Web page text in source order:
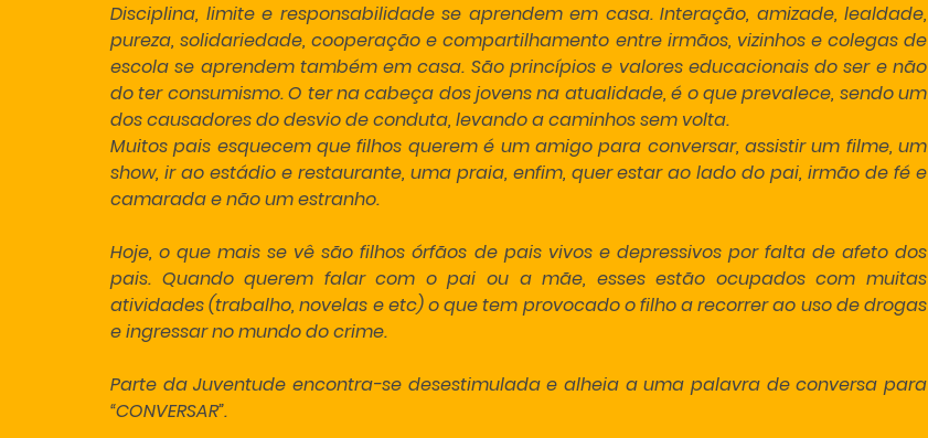
Disciplina, limite e responsabilidade se aprendem em casa. Interação, amizade, lealdade,
pureza, solidariedade, cooperação e compartilhamento entre irmãos, vizinhos e colegas de
escola se aprendem também em casa. São princípios e valores educacionais do ser e não
do ter consumismo. O ter na cabeça dos jovens na atualidade, é o que prevalece, sendo um
dos causadores do desvio de conduta, levando a caminhos sem volta.
Muitos pais esquecem que filhos querem é um amigo para conversar, assistir um filme, um
show, ir ao estádio e restaurante, uma praia, enfim, quer estar ao lado do pai, irmão de fé e
camarada e não um estranho.
Hoje, o que mais se vê são filhos órfãos de pais vivos e depressivos por falta de afeto dos
pais. Quando querem falar com o pai ou a mãe, esses estão ocupados com muitas
atividades (trabalho, novelas e etc) o que tem provocado o filho a recorrer ao uso de drogas
e ingressar no mundo do crime.
Parte da Juventude encontra-se desestimulada e alheia a uma palavra de conversa para
“CONVERSAR”.